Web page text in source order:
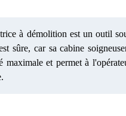
à démolition est un outil
sûre, car sa cabine
maximale et permet à